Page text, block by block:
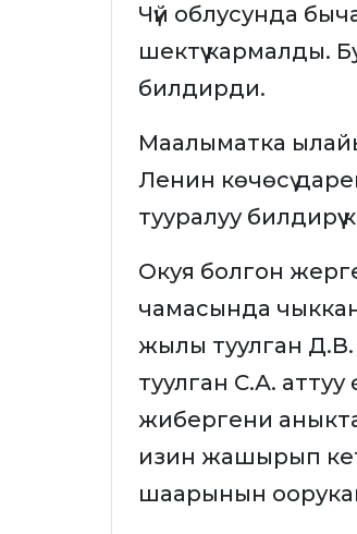
Чүй облусунда
шектүү кармалды.
билдирди.
Маалыматка
Ленин көчөсү
тууралуу билдирүү
Окуя болгон
чамасында
жылы туулган
туулган С.А. аттуу
жибергени
изин жашырып
шаарынын